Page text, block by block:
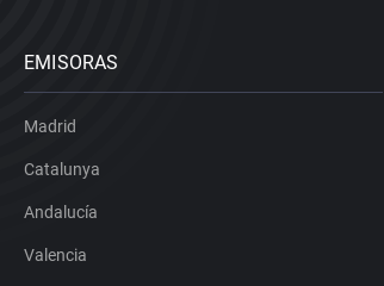
EMISORAS
Madrid
Catalunya
Andalucía
Valencia